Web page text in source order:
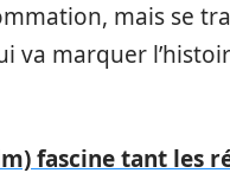
mais se
marquer
fascine tant les